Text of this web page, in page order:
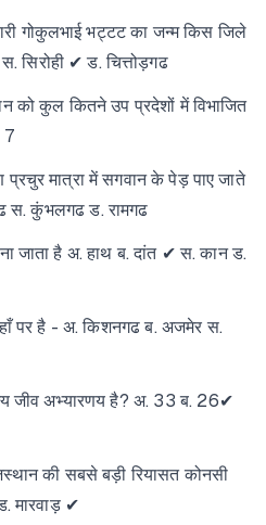
गोकुलभाई भट्टट का जन्म किस जिले
सिरोही ✔ ड. चित्तोड़गढ
को कुल कितने उप प्रदेशों में विभाजित
7
मात्रा में सगवान के पेड़ पाए जाते
स. कुंभलगढ ड. रामगढ
जाता है अ. हाथ ब. दांत ✔ स. कान ड.
पर है - अ. किशनगढ ब. अजमेर स.
जीव अभ्यारणय है? अ. 33 ब. 26✔
की सबसे बड़ी रियासत कोनसी
मारवाड़ ✔